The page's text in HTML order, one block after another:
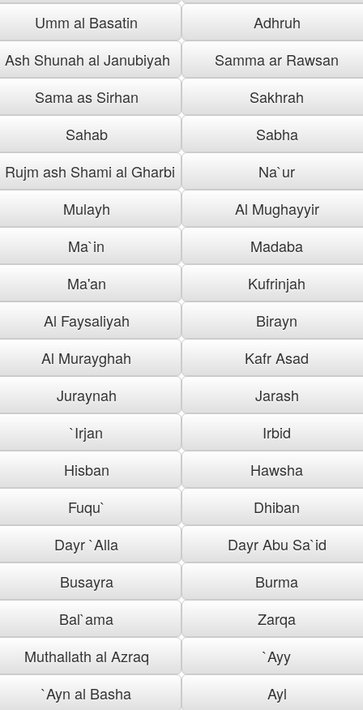
Umm al Basatin
Adhruh
Ash Shunah al Janubiyah
Samma ar Rawsan
Sama as Sirhan
Sakhrah
Sahab
Sabha
Rujm ash Shami al Gharbi
Na`ur
Mulayh
Al Mughayyir
Ma`in
Madaba
Ma'an
Kufrinjah
Al Faysaliyah
Birayn
Al Murayghah
Kafr Asad
Juraynah
Jarash
`Irjan
Irbid
Hisban
Hawsha
Fuqu`
Dhiban
Dayr `Alla
Dayr Abu Sa`id
Busayra
Burma
Bal`ama
Zarqa
Muthallath al Azraq
`Ayy
`Ayn al Basha
Ayl